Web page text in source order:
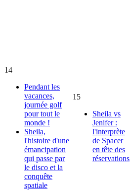
14
Pendant les
vacances,
journée golf
pour tout le
monde !
Sheila,
l'histoire d'une
émancipation
qui passe par
le disco et la
conquête
spatiale
15
Sheila vs
Jenifer :
l'interprète
de Spacer
en tête des
réservations